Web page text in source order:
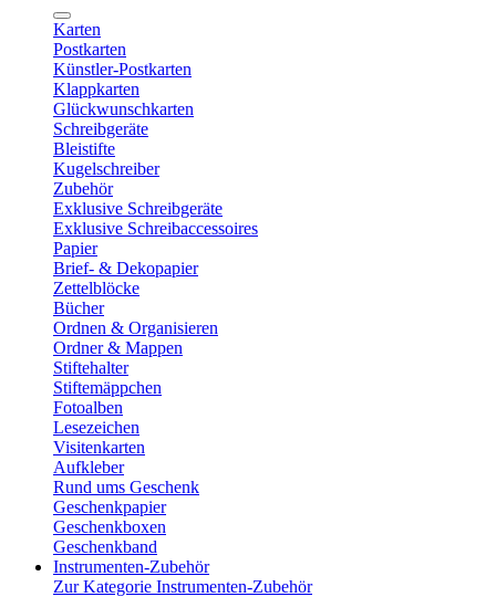
Karten
Postkarten
Künstler-Postkarten
Klappkarten
Glückwunschkarten
Schreibgeräte
Bleistifte
Kugelschreiber
Zubehör
Exklusive Schreibgeräte
Exklusive Schreibaccessoires
Papier
Brief- & Dekopapier
Zettelblöcke
Bücher
Ordnen & Organisieren
Ordner & Mappen
Stiftehalter
Stiftemäppchen
Fotoalben
Lesezeichen
Visitenkarten
Aufkleber
Rund ums Geschenk
Geschenkpapier
Geschenkboxen
Geschenkband
Instrumenten-Zubehör
Zur Kategorie Instrumenten-Zubehör